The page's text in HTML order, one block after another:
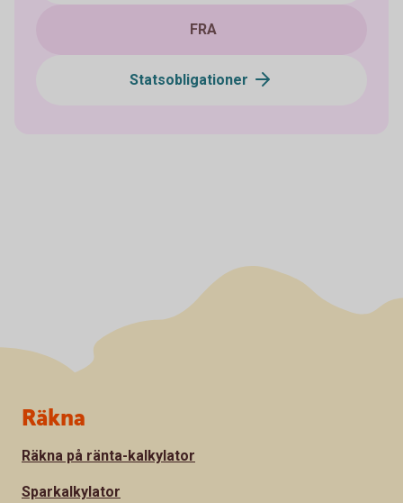
FRA
Statsobligationer
Sidfot
Räkna
Räkna på ränta-kalkylator
Sparkalkylator